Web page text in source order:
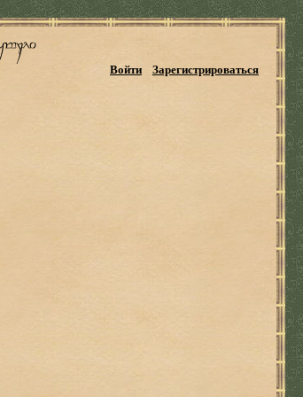
Войти Зарегистрироваться